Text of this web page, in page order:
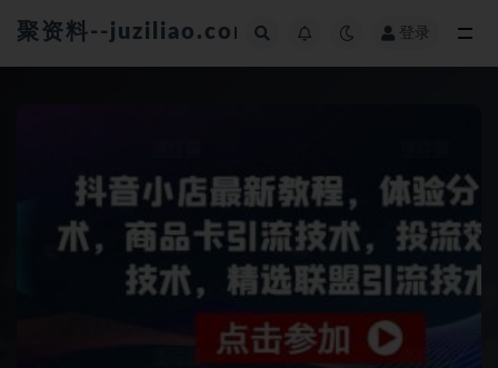
聚资料--juziliao.com--全网资料整合平台
登录